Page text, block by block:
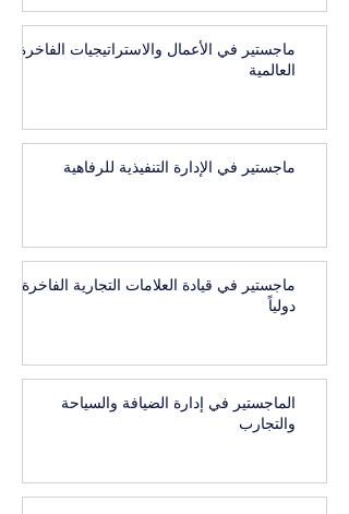
ماجستير في الأعمال والاستراتيجيات الفاخرة
العالمية
ماجستير في الإدارة التنفيذية للرفاهية
ماجستير في قيادة العلامات التجارية الفاخرة
دولياً
الماجستير في إدارة الضيافة والسياحة
والتجارب